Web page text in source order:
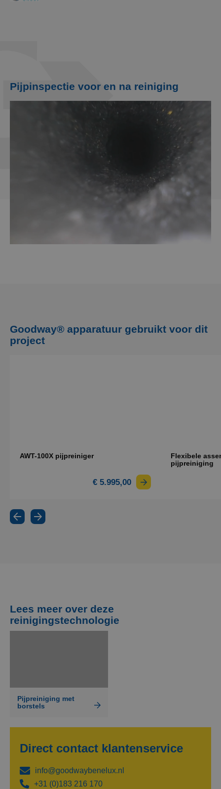
Pijpinspectie voor en na reiniging
Goodway® apparatuur gebruikt voor dit
project
AWT-100X pijpreiniger
€ 5.995,00
Flexibele
pijpreiniging
Lees meer over deze
reinigingstechnologie
Pijpreiniging met
borstels
Direct contact klantenservice
info@goodwaybenelux.nl
+31 (0)183 216 170